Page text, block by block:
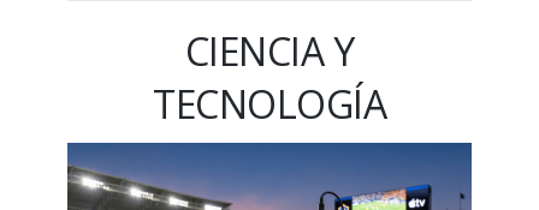
CIENCIA Y
TECNOLOGÍA